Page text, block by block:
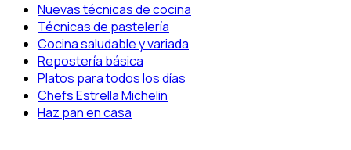
Nuevas técnicas de cocina
Técnicas de pastelería
Cocina saludable y variada
Repostería básica
Platos para todos los días
Chefs Estrella Michelin
Haz pan en casa